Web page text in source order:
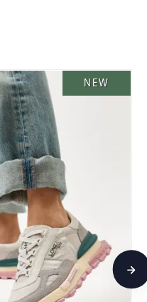
NEW